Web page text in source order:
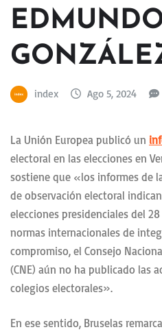
index Ago 5, 2024
La Unión Europea publicó un
electoral en las elecciones en
sostiene que «los informes de
de observación electoral
elecciones presidenciales del
normas internacionales de
compromiso, el Consejo
(CNE) aún no ha publicado las
colegios electorales».
En ese sentido, Bruselas